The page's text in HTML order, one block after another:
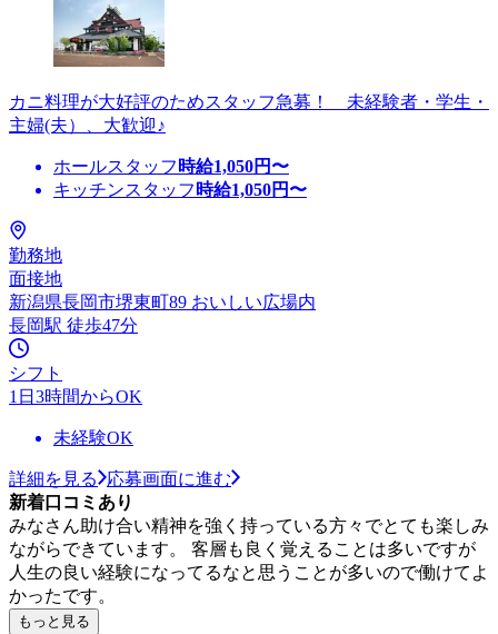
カニ料理が大好評のためスタッフ急募！ 未経験者・学生・
主婦(夫）、大歓迎♪
ホールスタッフ 時給1,050円〜
キッチンスタッフ 時給1,050円〜
勤務地
面接地
新潟県長岡市堺東町89 おいしい広場内
長岡駅 徒歩47分
シフト
1日3時間からOK
未経験OK
詳細を見る
応募画面に進む
新着口コミあり
みなさん助け合い精神を強く持っている方々でとても楽しみ
ながらできています。 客層も良く覚えることは多いですが
人生の良い経験になってるなと思うことが多いので働けてよ
かったです。
もっと見る